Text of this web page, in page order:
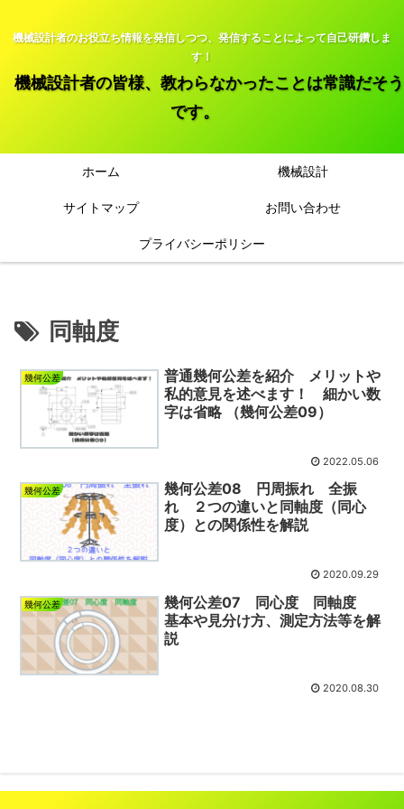
機械設計者のお役立ち情報を発信しつつ、発信することによって自己研鑽しま
す！
機械設計者の皆様、教わらなかったことは常識だそう
です。
ホーム 機械設計
サイトマップ お問い合わせ
プライバシーポリシー
同軸度
幾何公差
普通幾何公差を紹介 メリットや
私的意見を述べます！ 細かい数
字は省略 （幾何公差09）
2022.05.06
幾何公差
幾何公差08 円周振れ 全振
れ ２つの違いと同軸度（同心
度）との関係性を解説
2020.09.29
幾何公差
幾何公差07 同心度 同軸度
基本や見分け方、測定方法等を解
説
2020.08.30